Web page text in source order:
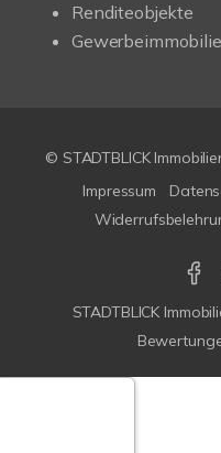
Renditeobjekte
© STADTBLICK
Impressum
STADTBLICK